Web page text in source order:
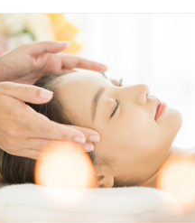
設備の特徴
キッズスペースあり
女性向けの特徴
女性スタッフ在籍
接客・サービスの特徴